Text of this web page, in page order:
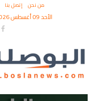
من نحن إتصل بنا
الأحد 09 أغسطس 2026 - 25 صفر 1448 - 12:40 القاهرة